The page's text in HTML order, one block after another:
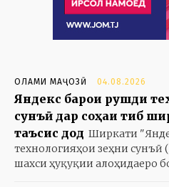
ОЛАМИ МАҶОЗӢ 04.08.2026
Яндекс барои рушди
сунъӣ дар соҳаи тиб
таъсис дод Ширкати
технологияҳои зеҳни сунъӣ
шахси ҳуқуқии алоҳидаеро